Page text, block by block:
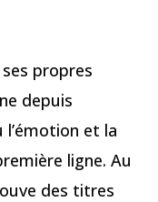
propres
depuis
l’émotion et la
ligne. Au
des titres